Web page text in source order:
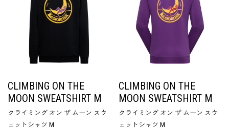
CLIMBING ON THE
MOON SWEATSHIRT M
クライミング オン ザ ムーン スウ
ェットシャツ M
CLIMBING ON THE
MOON SWEATSHIRT M
クライミング オン ザ ムーン スウ
ェットシャツ M